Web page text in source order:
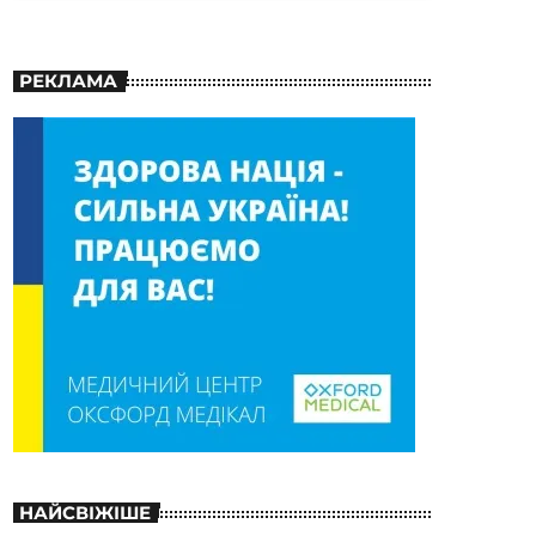
РЕКЛАМА
НАЙСВІЖІШЕ